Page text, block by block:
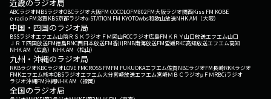
近畿のラジオ局
ABCラジオMBSラジオOBCラジオ大阪FM COCOLOFM802FM大阪ラジオ関西Kiss FM KOBE
e-radio FM滋賀KBS京都ラジオα-STATION FM KYOTOwbs和歌山放送NHK AM（大阪）
中国・四国のラジオ局
BSSラジオエフエム山陰ＲＳＫラジオ ＦＭ岡山RCCラジオ広島FM ＫＲＹ山口放送エフエム山口
ＪＲＴ四国放送FM徳島RNC西日本放送FM香川RNB南海放送FM愛媛RKC高知放送エフエム高知
NHK AM（広島） NHK AM（松山）
九州・沖縄のラジオ局
RKBラジオKBCラジオLOVE FMCROSS FMFM FUKUOKAエフエム佐賀NBCラジオFM長崎RKKラジオ
FMKエフエム熊本OBSラジオエフエム大分宮崎放送エフエム宮崎ＭＢＣラジオμＦＭRBCiラジオ
ラジオ沖縄FM沖縄NHK AM（福岡）
全国のラジオ局